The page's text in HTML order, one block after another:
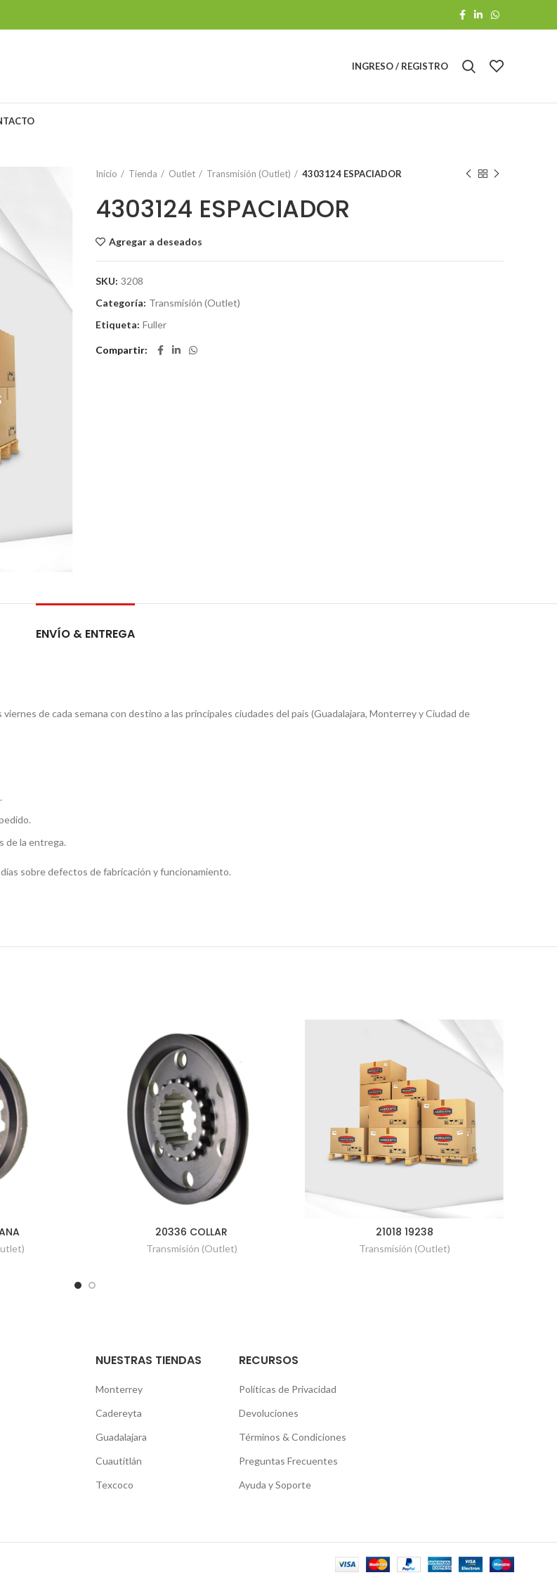
INGRESO / REGISTRO
Inicio Tienda Outlet Transmisión (Outlet) 4303124 ESPACIADOR
4303124 ESPACIADOR
Agregar a deseados
SKU: 3208
Categoría: Transmisión (Outlet)
Etiqueta: Fuller
Compartir
ENVÍO & ENTREGA
de cada semana con destino a las principales ciudades del país (Guadalajara, Monterrey y Ciudad de
de la entrega.
sobre defectos de fabricación y funcionamiento.
20336 COLLAR
Transmisión (Outlet)
21018 19238
Transmisión (Outlet)
NUESTRAS TIENDAS
Monterrey
Cadereyta
Guadalajara
Cuautitlán
Texcoco
RECURSOS
Políticas de Privacidad
Devoluciones
Términos & Condiciones
Preguntas Frecuentes
Ayuda y Soporte